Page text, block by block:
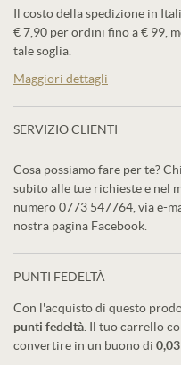
Il costo della spedizione in
€ 7,90 per ordini fino a € 99,
tale soglia.
Maggiori dettagli
SERVIZIO CLIENTI
Cosa possiamo fare per te?
subito alle tue richieste e nel
numero 0773 547764, via e-
nostra pagina Facebook.
PUNTI FEDELTÀ
Con l'acquisto di questo
punti fedeltà . Il tuo carrello
convertire in un buono di